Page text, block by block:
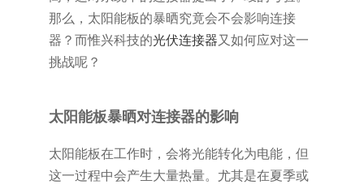
那么，太阳能板的暴晒究竟会不会影响连接
器？而惟兴科技的光伏连接器又如何应对这一
挑战呢？
太阳能板暴晒对连接器的影响
太阳能板在工作时，会将光能转化为电能，但
这一过程中会产生大量热量。尤其是在夏季或